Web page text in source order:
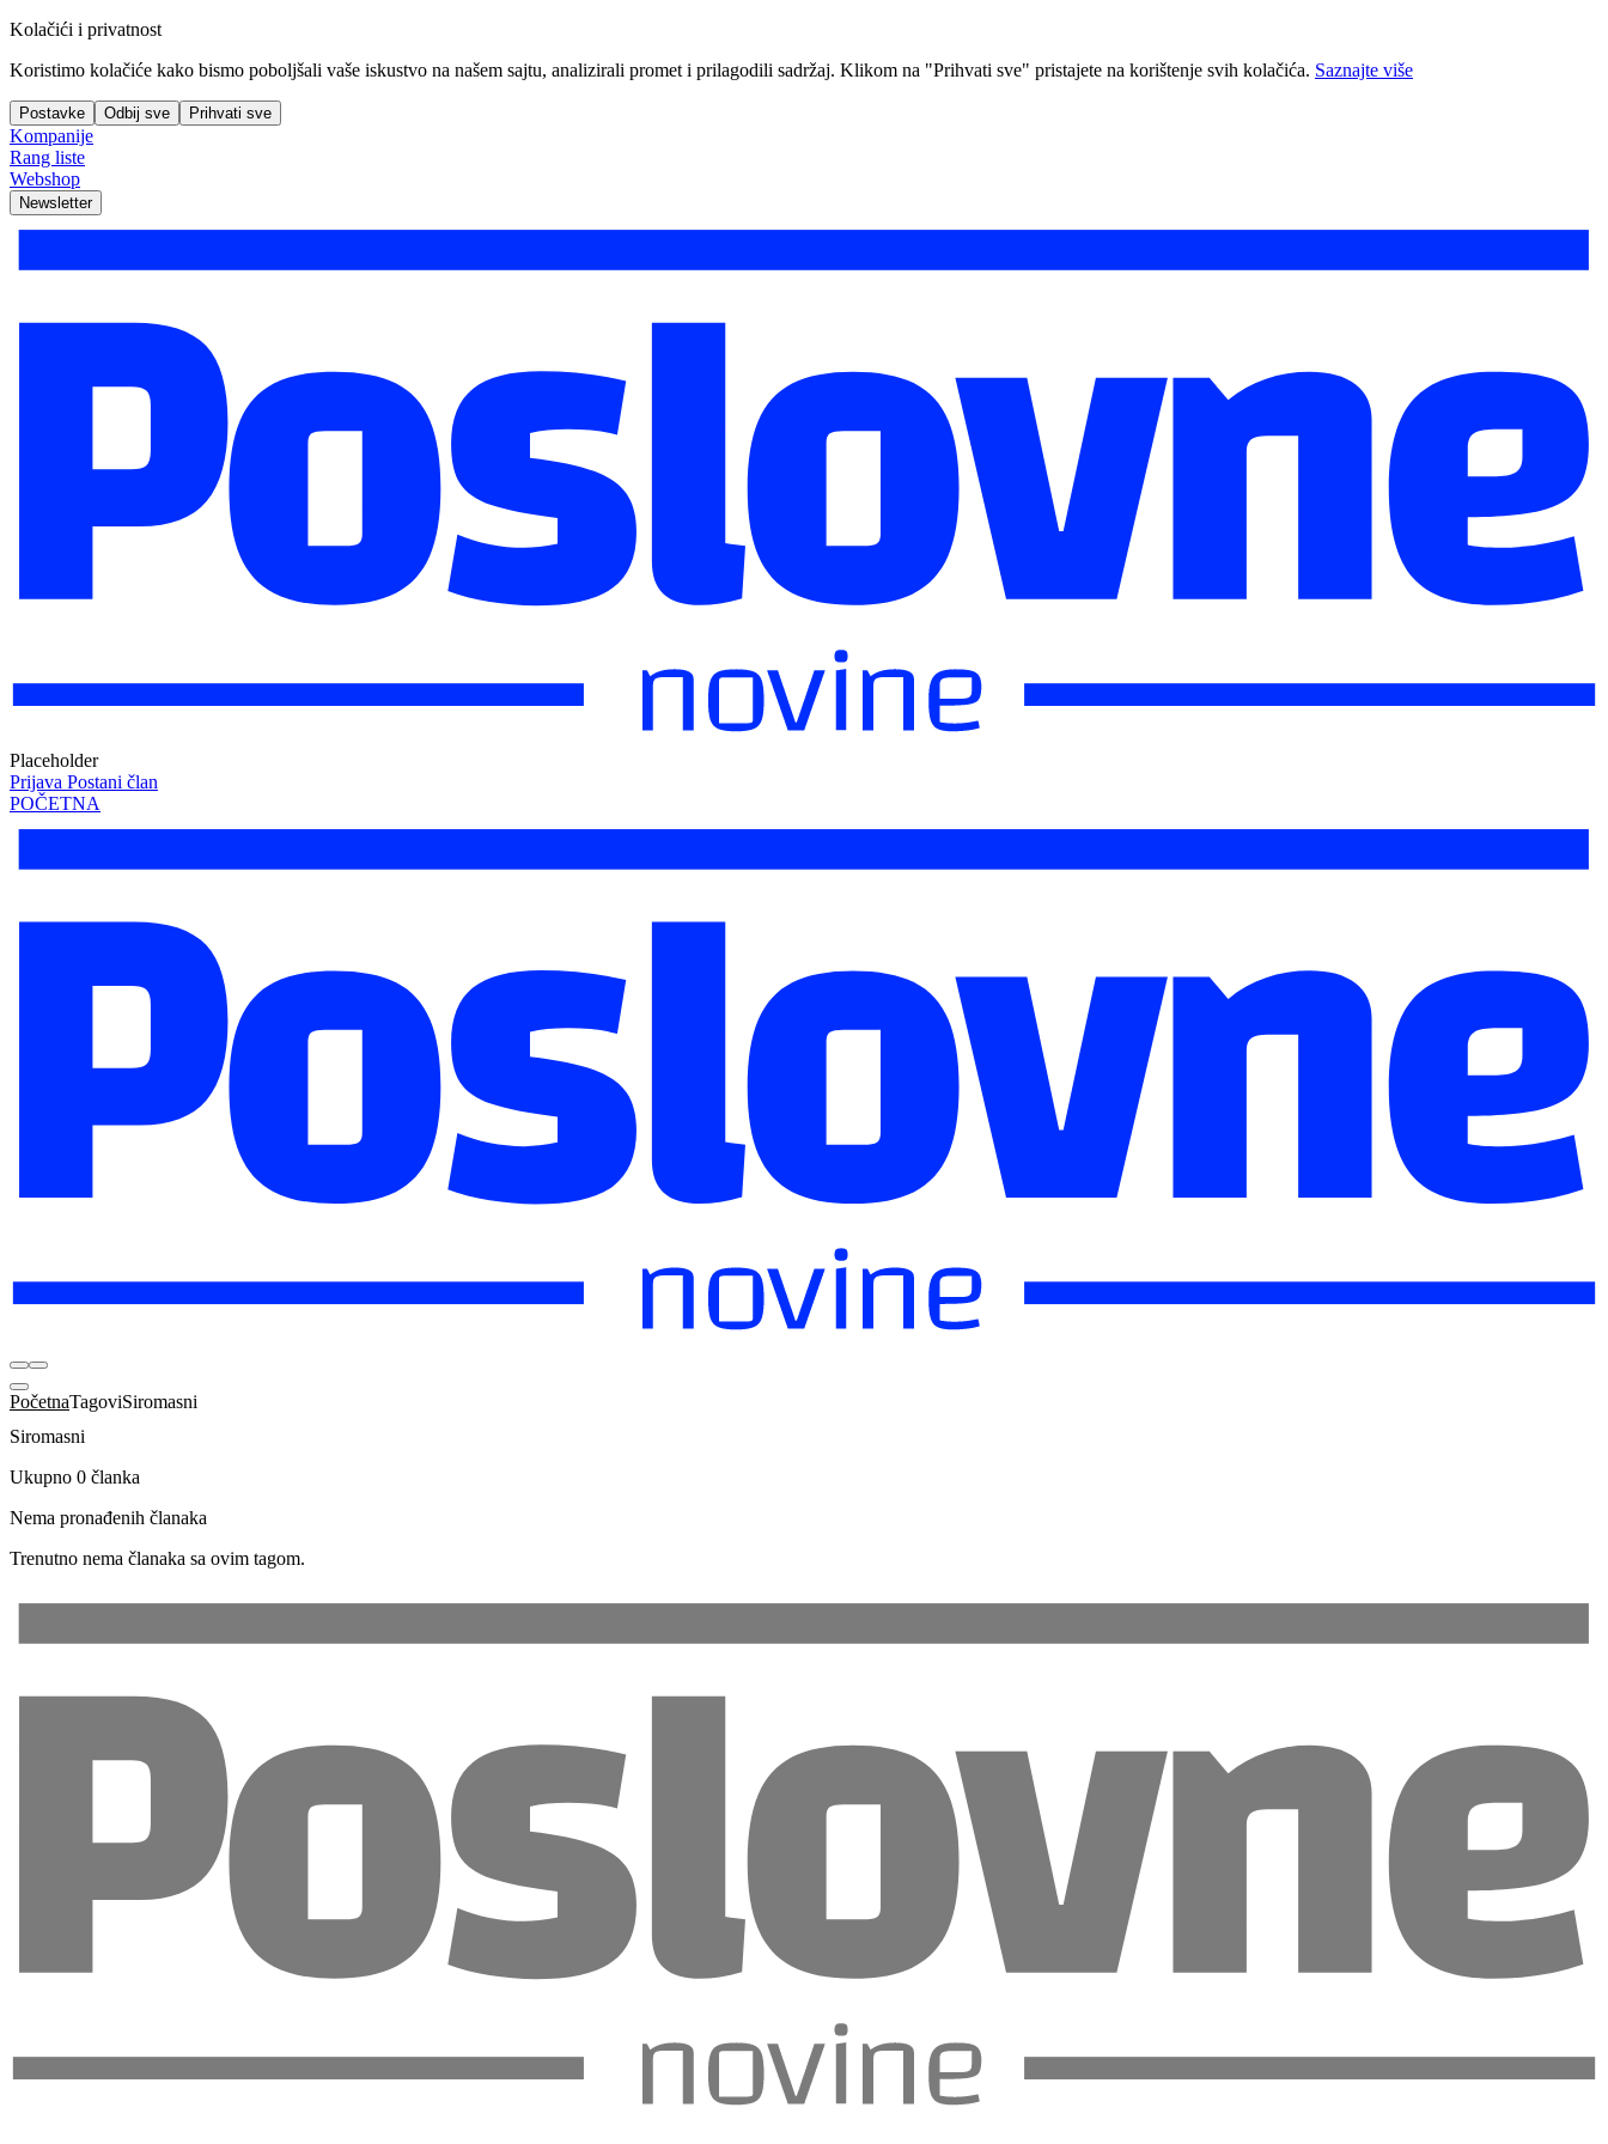
Kolačići i privatnost
Koristimo kolačiće kako bismo poboljšali vaše iskustvo na našem sajtu, analizirali promet i prilagodili sadržaj. Klikom na "Prihvati sve" pristajete na korištenje svih kolačića. Saznajte više
Postavke Odbij sve Prihvati sve
Kompanije
Rang liste
Webshop
Newsletter
Placeholder
Prijava Postani član
POČETNA
PočetnaTagoviSiromasni
Siromasni
Ukupno 0 članka
Nema pronađenih članaka
Trenutno nema članaka sa ovim tagom.